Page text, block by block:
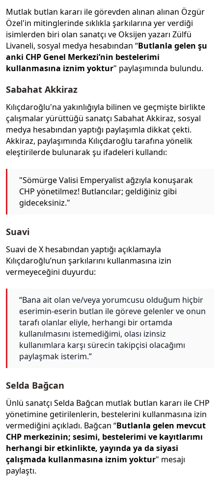
Mutlak butlan kararı ile görevden alınan alınan Özgür
Özel'in mitinglerinde sıklıkla şarkılarına yer verdiği
isimlerden biri olan sanatçı ve Oksijen yazarı Zülfü
Livaneli, sosyal medya hesabından “Butlanla gelen şu
anki CHP Genel Merkezi’nin bestelerimi
kullanmasına iznim yoktur" paylaşımında bulundu.
Sabahat Akkiraz
Kılıçdaroğlu'na yakınlığıyla bilinen ve geçmişte birlikte
çalışmalar yürüttüğü sanatçı Sabahat Akkiraz, sosyal
medya hesabından yaptığı paylaşımla dikkat çekti.
Akkiraz, paylaşımında Kılıçdaroğlu tarafına yönelik
eleştirilerde bulunarak şu ifadeleri kullandı:
"Sömürge Valisi Emperyalist ağzıyla konuşarak
CHP yönetilmez! Butlancılar; geldiğiniz gibi
gideceksiniz."
Suavi
Suavi de X hesabından yaptığı açıklamayla
Kılıçdaroğlu’nun şarkılarını kullanmasına izin
vermeyeceğini duyurdu:
“Bana ait olan ve/veya yorumcusu olduğum hiçbir
eserimin-eserin butlan ile göreve gelenler ve onun
tarafı olanlar eliyle, herhangi bir ortamda
kullanılmasını istemediğimi, olası izinsiz
kullanımlara karşı sürecin takipçisi olacağımı
paylaşmak isterim.”
Selda Bağcan
Ünlü sanatçı Selda Bağcan mutlak butlan kararı ile CHP
yönetimine getirilenlerin, bestelerini kullanmasına izin
vermediğini açıkladı. Bağcan “Butlanla gelen mevcut
CHP merkezinin; sesimi, bestelerimi ve kayıtlarımı
herhangi bir etkinlikte, yayında ya da siyasi
çalışmada kullanmasına iznim yoktur" mesajı
paylaştı.